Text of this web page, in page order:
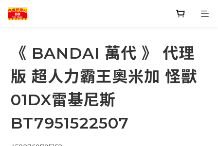
《 BANDAI 萬代 》 代理
版 超人力霸王奧米加 怪獸
01DX雷基尼斯
BT7951522507